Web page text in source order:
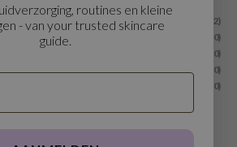
(2)
(0)
(0)
(0)
(0)
routines en kleine
- van your trusted skincare
guide.